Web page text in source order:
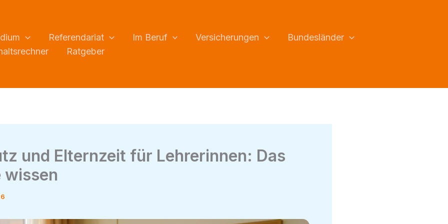
Referendariat Im Beruf Versicherungen
Bundesländer
Ratgeber
und Elternzeit für Lehrerinnen: Das
wissen